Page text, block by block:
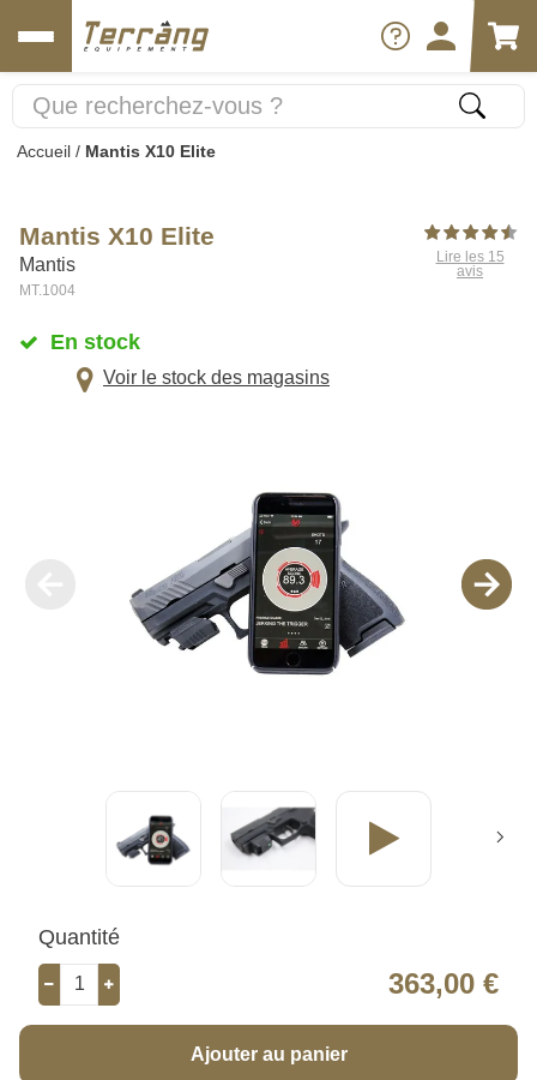
Accueil / Mantis X10 Elite
Mantis X10 Elite
Mantis
MT.1004
Lire les 15
avis
En stock
Voir le stock des magasins
Quantité
363,00 €
Ajouter au panier